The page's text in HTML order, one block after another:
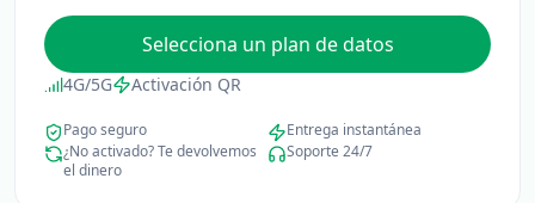
Selecciona un plan de datos
4G/5G Activación QR
Pago seguro
Entrega instantánea
¿No activado? Te devolvemos
el dinero
Soporte 24/7